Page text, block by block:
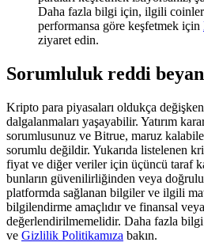
BTC Welcome Rewards
Deposit & Trade BTC to Share
Deposit CASHCAT & Win
Share 500000 CASHCAT prize
Exclusive for BitMart Users
Daha fazla bilgi için, ilgili
performansa göre keşfetmek için
ziyaret edin.
Sorumluluk reddi
Kripto para piyasaları oldukça
dalgalanmaları yaşayabilir. Yatırım
sorumlusunuz ve Bitrue, maruz
sorumlu değildir. Yukarıda listelenen
fiyat ve diğer veriler için üçüncü taraf
bunların güvenilirliğinden veya
platformda sağlanan bilgiler ve ilgili
bilgilendirme amaçlıdır ve finansal
değerlendirilmemelidir. Daha fazla
ve Gizlilik Politikamıza bakın.